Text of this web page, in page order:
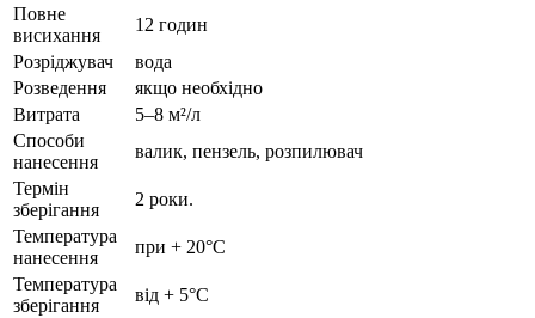
Повне
висихання
12 годин
Розріджувач
вода
Розведення
якщо необхідно
Витрата
5–8 м²/л
Способи
нанесення
валик, пензель, розпилювач
Термін
зберігання
2 роки.
Температура
нанесення
при + 20°С
Температура
зберігання
від + 5°С